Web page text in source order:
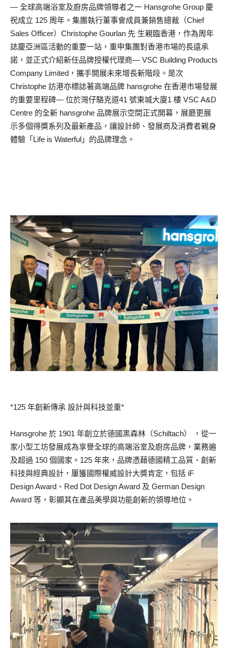
— 全球高端浴室及廚房品牌領導者之一 Hansgrohe Group 慶
祝成立 125 周年。集團執行董事會成員兼銷售總裁（Chief
Sales Officer）Christophe Gourlan 先 生親臨香港，作為周年
誌慶亞洲區活動的重要一站，重申集團對香港市場的長遠承
諾，並正式介紹新任品牌授權代理商— VSC Building Products
Company Limited，攜手開展未來增長新階段。是次
Christophe 訪港亦標誌著高端品牌 hansgrohe 在香港市場發展
的重要里程碑— 位於灣仔駱克道41 號東城大廈1 樓 VSC A&D
Centre 的全新 hansgrohe 品牌展示空間正式開幕，展廳更展
示多個得獎系列及最新產品，讓設計師、發展商及消費者親身
體驗「Life is Waterful」的品牌理念。
*125 年創新傳承 設計與科技並重*
Hansgrohe 於 1901 年創立於德國黑森林（Schiltach） ，從一
家小型工坊發展成為享譽全球的高端浴室及廚房品牌，業務遍
及超過 150 個國家。125 年來，品牌憑藉德國精工品質、創新
科技與經典設計，屢獲國際權威設計大獎肯定，包括 iF
Design Award、Red Dot Design Award 及 German Design
Award 等，彰顯其在產品美學與功能創新的領導地位。